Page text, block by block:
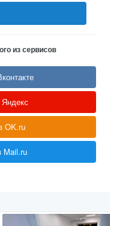
из сервисов
OK.ru
Mail.ru